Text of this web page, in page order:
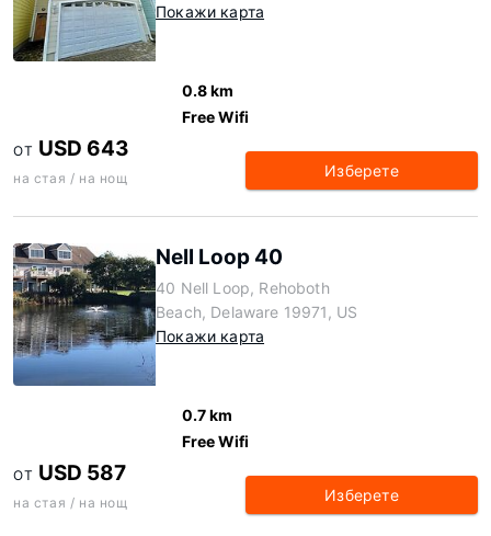
Покажи карта
0.8 km
Free Wifi
ОТ USD 643
на стая / на нощ Изберете
Nell Loop 40
40 Nell Loop, Rehoboth
Beach, Delaware 19971, US
Покажи карта
0.7 km
Free Wifi
ОТ USD 587
на стая / на нощ Изберете